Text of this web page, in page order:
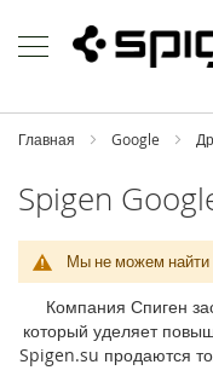
to
Content
h
o
i
P
h
e
1
Главная Google
Spigen
Мы не можем найти
Компания Спиген
который уделяет
Spigen.su продаются